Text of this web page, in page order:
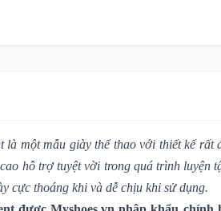
là một mẫu giày thể thao với thiết kế rất
hỗ trợ tuyệt vời trong quá trình luyện
cực thoáng khi và dễ chịu khi sử dụng.